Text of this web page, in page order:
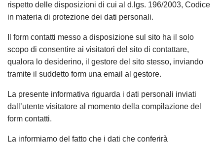
rispetto delle disposizioni di cui al d.lgs. 196/2003, Codice
in materia di protezione dei dati personali.
Il form contatti messo a disposizione sul sito ha il solo
scopo di consentire ai visitatori del sito di contattare,
qualora lo desiderino, il gestore del sito stesso, inviando
tramite il suddetto form una email al gestore.
La presente informativa riguarda i dati personali inviati
dall’utente visitatore al momento della compilazione del
form contatti.
La informiamo del fatto che i dati che conferirà